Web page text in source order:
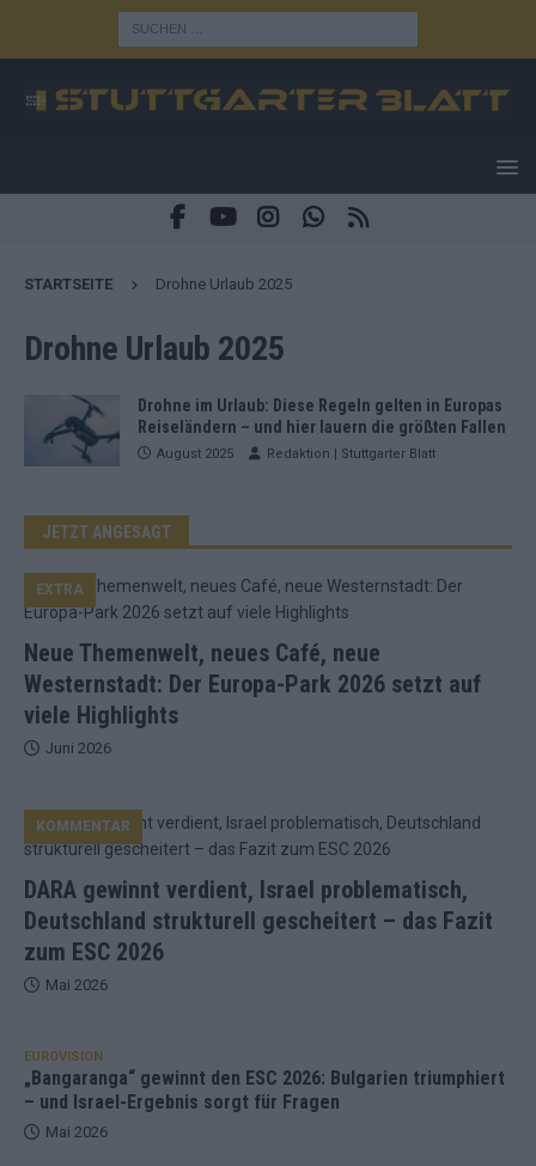
STARTSEITE Drohne Urlaub 2025
Drohne Urlaub 2025
Drohne im Urlaub: Diese Regeln gelten in Europas
Reiseländern – und hier lauern die größten Fallen
August 2025 Redaktion | Stuttgarter Blatt
JETZT ANGESAGT
Neue Themenwelt, neues Café, neue
Westernstadt: Der Europa-Park 2026 setzt auf
viele Highlights
EXTRA
Juni 2026
DARA gewinnt verdient, Israel problematisch,
Deutschland strukturell gescheitert – das Fazit
zum ESC 2026
KOMMENTAR
Mai 2026
EUROVISION
„Bangaranga“ gewinnt den ESC 2026: Bulgarien triumphiert
– und Israel-Ergebnis sorgt für Fragen
Mai 2026